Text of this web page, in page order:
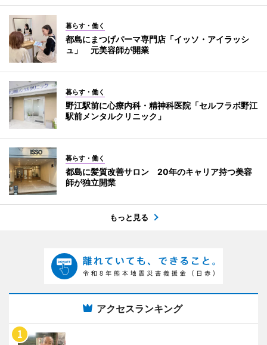
暮らす・働く
都島にまつげパーマ専門店「イッソ・アイラッシ
ュ」 元美容師が開業
暮らす・働く
野江駅前に心療内科・精神科医院「セルフラボ野江
駅前メンタルクリニック」
暮らす・働く
都島に髪質改善サロン 20年のキャリア持つ美容
師が独立開業
もっと見る
アクセスランキング